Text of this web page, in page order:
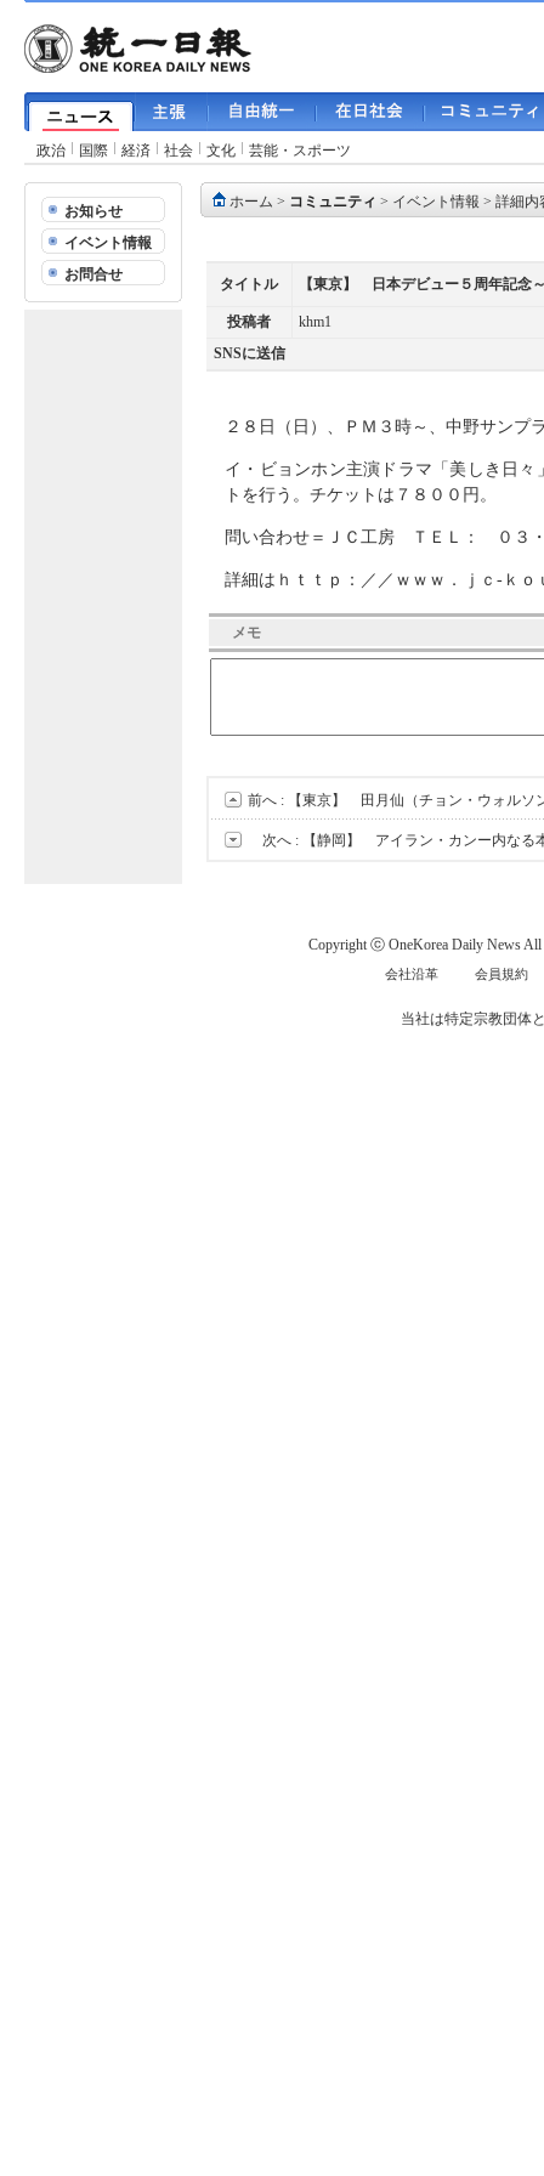
政治 国際 経済 社会 文化 芸能・スポーツ
お知らせ
イベント情報
お問合せ
ホーム > コミュニティ > イベント情報 > 詳細内
タイトル 【東京】 日本デビュー５周年記念
投稿者
khm1
SNSに送信
２８日（日）、ＰＭ３時～、中野サンプ
イ・ビョンホン主演ドラマ「美しき日
トを行う。チケットは７８００円。
問い合わせ＝ＪＣ工房 ＴＥＬ： ０３
詳細はｈｔｔｐ：／／ｗｗｗ．ｊｃ‐ｋｏ
メモ
前へ : 【東京】 田月仙（チョン・ウォルソ
次へ : 【静岡】 アイラン・カンー内なる
Copyright ⓒ OneKorea Daily News All
会社沿革 会員規約
当社は特定宗教団体